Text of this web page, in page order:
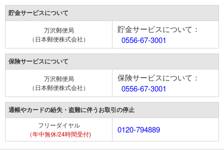
貯金サービスについて
万沢郵便局
（日本郵便株式会社）
貯金サービスについて：
0556-67-3001
保険サービスについて
万沢郵便局
（日本郵便株式会社）
保険サービスについて：
0556-67-3001
通帳やカードの紛失・盗難に伴うお取引の停止
フリーダイヤル
（年中無休/24時間受付)
0120-794889